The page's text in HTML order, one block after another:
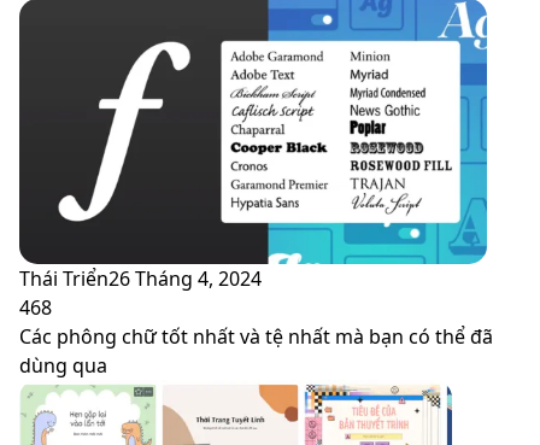
Thái Triển26 Tháng 4, 2024
468
Các phông chữ tốt nhất và tệ nhất mà bạn có thể đã
dùng qua